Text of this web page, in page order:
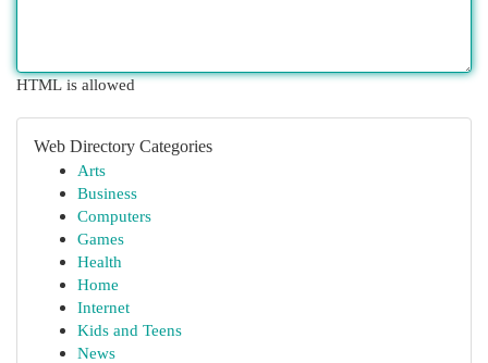
HTML is allowed
Web Directory Categories
Arts
Business
Computers
Games
Health
Home
Internet
Kids and Teens
News